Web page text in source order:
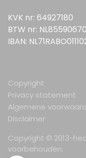
KVK nr: 64927180
BTW nr:
IBAN:
Copyright © 2013-
voorbehouden.
Copyright
Privacy statement
Algemene
Disclaimer